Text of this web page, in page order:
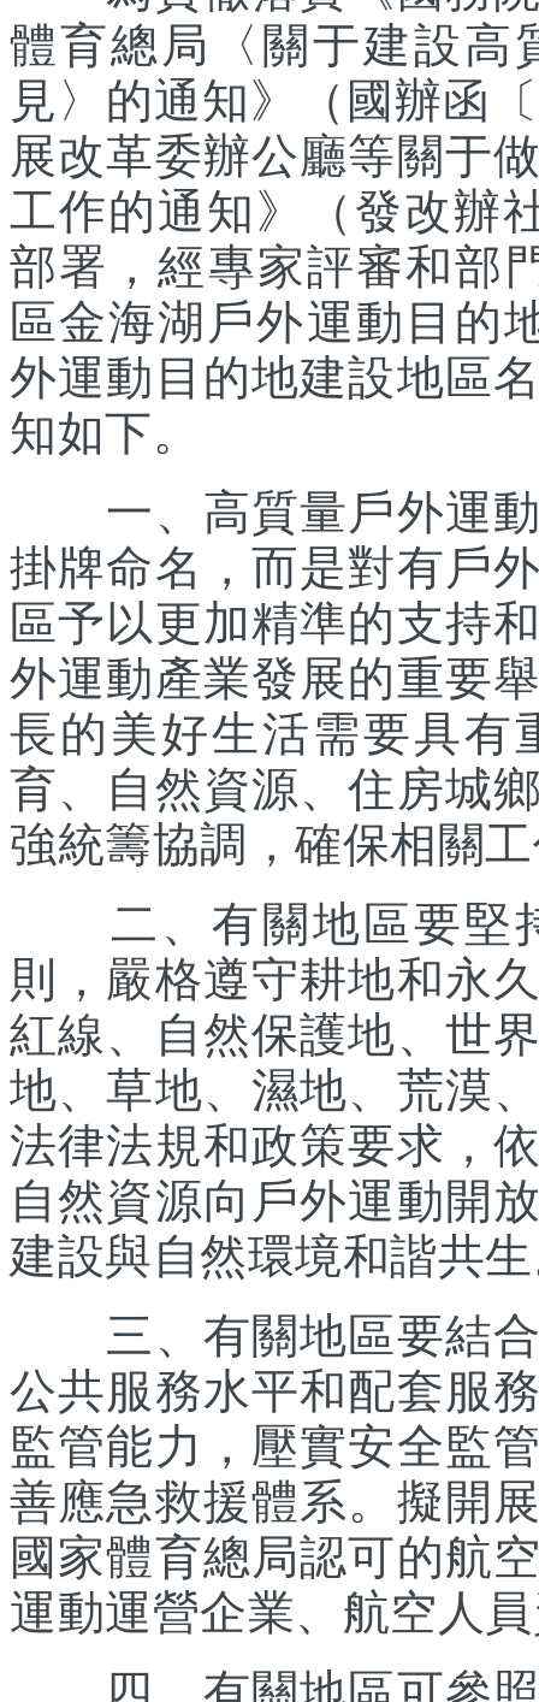
體育總局〈關于建設高
見〉的通知》（國辦函
展改革委辦公廳等關于
工作的通知》（發改辦
部署，經專家評審和部
區金海湖戶外運動目的
外運動目的地建設地區
知如下。
一、高質量戶外運動
掛牌命名，而是對有戶
區予以更加精準的支持
外運動產業發展的重要
長的美好生活需要具有
育、自然資源、住房城
強統籌協調，確保相關
二、有關地區要堅
則，嚴格遵守耕地和永
紅線、自然保護地、世
地、草地、濕地、荒漠
法律法規和政策要求，
自然資源向戶外運動開
建設與自然環境和諧共
三、有關地區要結合
公共服務水平和配套服
監管能力，壓實安全監
善應急救援體系。擬開
國家體育總局認可的航
運動運營企業、航空人
四、有關地區可參照